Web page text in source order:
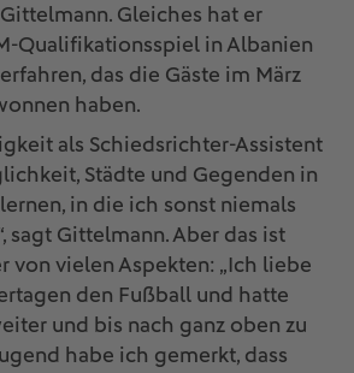
Gleiches hat er
Qualifikationsspiel in Albanien
das die Gäste im März
haben.
als Schiedsrichter-Assistent
Städte und Gegenden in
in die ich sonst niemals
sagt Gittelmann. Aber das ist
von vielen Aspekten: „Ich liebe
den Fußball und hatte
und bis nach ganz oben zu
habe ich gemerkt, dass